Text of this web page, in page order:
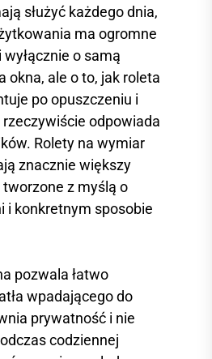
służyć każdego dnia,
ma ogromne
o samą
okna, ale o to, jak roleta
po opuszczeniu i
odpowiada
Rolety na wymiar
znacznie większy
z myślą o
i konkretnym sposobie
pozwala łatwo
wpadającego do
prywatność i nie
codziennej